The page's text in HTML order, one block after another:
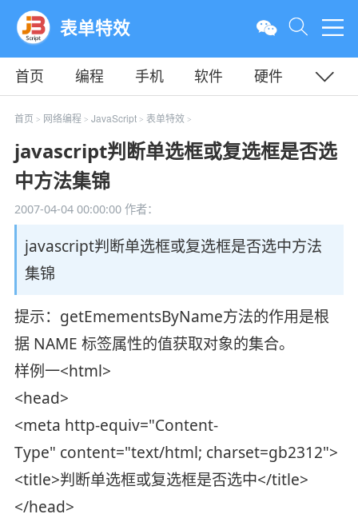
表单特效
首页 编程 手机 软件
硬件
教程
平面 服务器
首页 > 网络编程 > JavaScript> 表单特效 >
javascript判断单选框或复选框是否选
中方法集锦
2007-04-04 00:00:00作者：
javascript判断单选框或复选框是否选中方法
集锦
提示：getEmementsByName方法的作用是根
据 NAME 标签属性的值获取对象的集合。
样例一<html>
<head>
<meta http-equiv="Content-
Type" content="text/html; charset=gb2312">
<title>判断单选框或复选框是否选中</title>
</head>